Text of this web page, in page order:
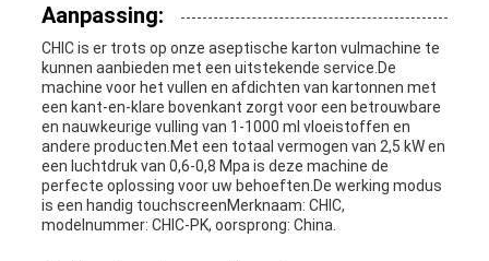
Aanpassing:
CHIC is er trots op onze aseptische karton vulmachine te
kunnen aanbieden met een uitstekende service.De
machine voor het vullen en afdichten van kartonnen met
een kant-en-klare bovenkant zorgt voor een betrouwbare
en nauwkeurige vulling van 1-1000 ml vloeistoffen en
andere producten.Met een totaal vermogen van 2,5 kW en
een luchtdruk van 0,6-0,8 Mpa is deze machine de
perfecte oplossing voor uw behoeften.De werking modus
is een handig touchscreenMerknaam: CHIC,
modelnummer: CHIC-PK, oorsprong: China.